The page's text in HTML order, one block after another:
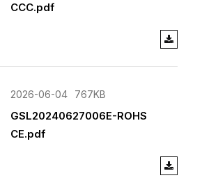
CCC.pdf
2026-06-04 767KB
GSL20240627006E-ROHS
CE.pdf